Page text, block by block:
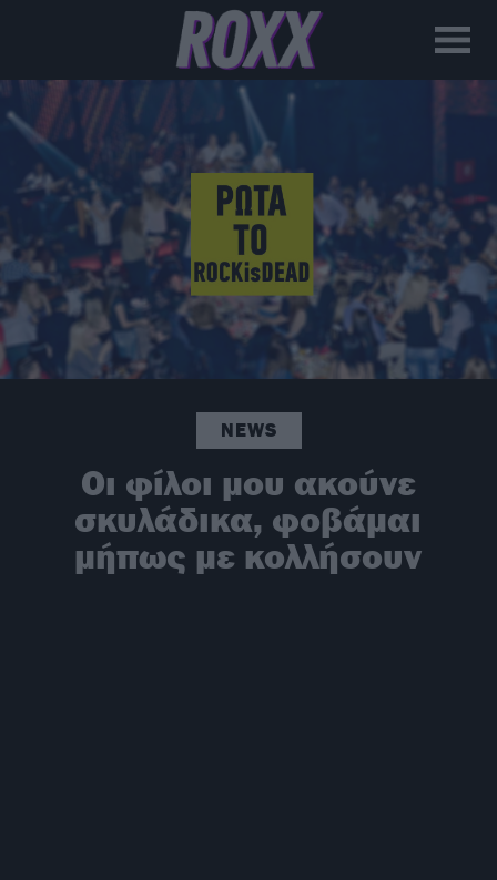
NEWS
Οι φίλοι μου ακούνε
σκυλάδικα, φοβάμαι
μήπως με κολλήσουν